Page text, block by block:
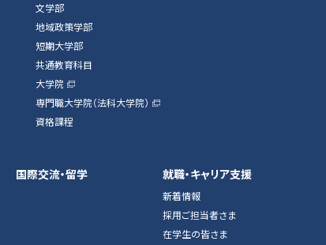
文学部
地域政策学部
短期大学部
共通教育科目
大学院
専門職大学院（法科大学院）
資格課程
国際交流・留学 就職・キャリア支援
新着情報
採用ご担当者さま
在学生の皆さま